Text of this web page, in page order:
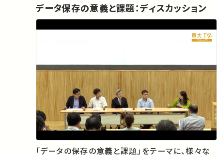
データ保存の意義と課題：ディスカッション
「データの保存の意義と課題」をテーマに、様々な